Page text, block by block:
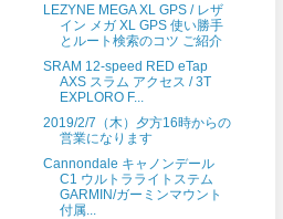
LEZYNE MEGA XL GPS / レザ
イン メガ XL GPS 使い勝手
とルート検索のコツ ご紹介
SRAM 12-speed RED eTap
AXS スラム アクセス / 3T
EXPLORO F...
2019/2/7（木）夕方16時からの
営業になります
Cannondale キャノンデール
C1 ウルトラライトステム
GARMIN/ガーミンマウント
付属...